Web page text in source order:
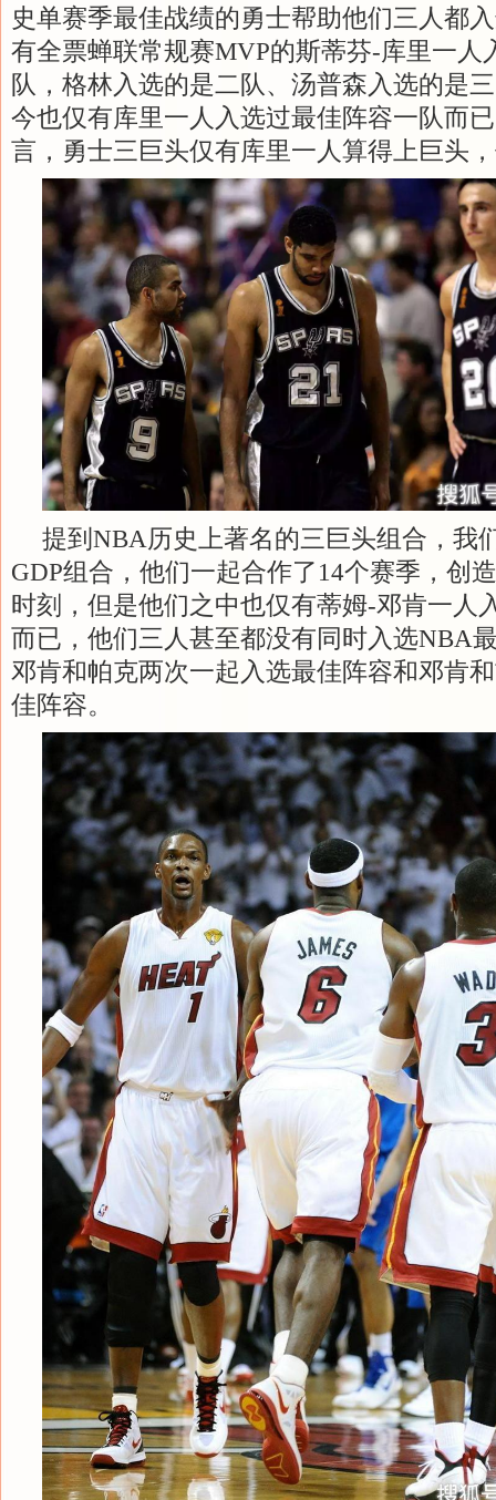
史单赛季最佳战绩的勇士帮助他们三人都
有全票蝉联常规赛MVP的斯蒂芬-库里一人
队，格林入选的是二队、汤普森入选的是
今也仅有库里一人入选过最佳阵容一队而
言，勇士三巨头仅有库里一人算得上巨头
提到NBA历史上著名的三巨头组合，我
GDP组合，他们一起合作了14个赛季，创
时刻，但是他们之中也仅有蒂姆-邓肯一人
而已，他们三人甚至都没有同时入选NBA
邓肯和帕克两次一起入选最佳阵容和邓肯
佳阵容。